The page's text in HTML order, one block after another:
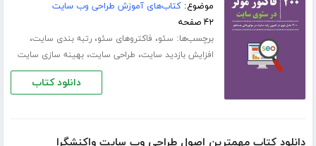
موضوع:کتاب‌های آموزش طراحی وب سایت
۴۲ صفحه
برچسب‌ها: سئو، فاکتروهای سئو،رتبه بندی سایت،
افزایش بازدید سایت، طراحی سایت،بهینه سازی سایت
دانلود کتاب